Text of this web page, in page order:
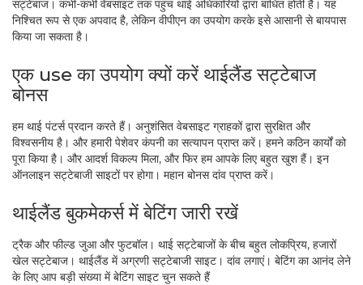
सट्टेबाज। कभी-कभी वेबसाइट तक पहुंच थाई अधिकारियों द्वारा बाधित होती है। यह
निश्चित रूप से एक अपवाद है, लेकिन वीपीएन का उपयोग करके इसे आसानी से बायपास
किया जा सकता है।
एक use का उपयोग क्यों करें थाईलैंड सट्टेबाज
बोनस
हम थाई पंटर्स प्रदान करते हैं। अनुशंसित वेबसाइट ग्राहकों द्वारा सुरक्षित और
विश्वसनीय है। और हमारी पेशेवर कंपनी का सत्यापन प्राप्त करें। हमने कठिन कार्यों को
पूरा किया है। और आदर्श विकल्प मिला, और फिर हम आपके लिए बहुत खुश हैं। इन
ऑनलाइन सट्टेबाजी साइटों पर होगा। महान बोनस दांव प्राप्त करें।
थाईलैंड बुकमेकर्स में बेटिंग जारी रखें
ट्रैक और फील्ड जुआ और फुटबॉल। थाई सट्टेबाजों के बीच बहुत लोकप्रिय, हजारों
खेल सट्टेबाज। थाईलैंड में अग्रणी सट्टेबाजी साइट। दांव लगाएं। बेटिंग का आनंद लेने
के लिए आप बड़ी संख्या में बेटिंग साइट चुन सकते हैं